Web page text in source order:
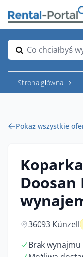
Co chciałbyś
Strona główna
Pokaż wszystkie
Doosan
36093 Künzell
Brak